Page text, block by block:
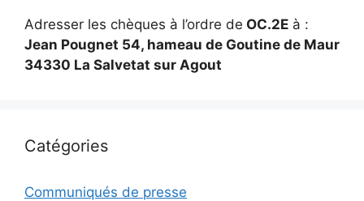
Adresser les chèques à l’ordre de OC.2E à :
Jean Pougnet 54, hameau de Goutine de Maur
34330 La Salvetat sur Agout
Catégories
Communiqués de presse